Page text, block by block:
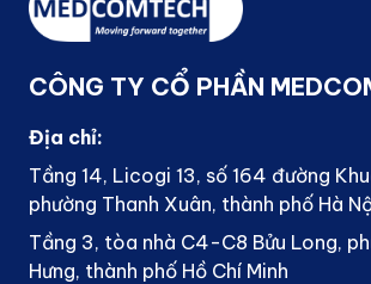
CÔNG TY CỔ PHẦN
Địa chỉ:
Tầng 14, Licogi 13, số 164 đường
phường Thanh Xuân, thành phố Hà
Tầng 3, tòa nhà C4-C8 Bửu Long,
Hưng, thành phố Hồ Chí Minh